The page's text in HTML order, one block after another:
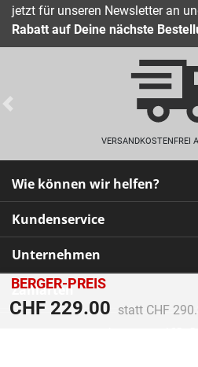
BERGER-PREIS
CHF 229.00 Preis
statt CHF
jetzt für unseren Newsletter an
Rabatt auf Deine nächste
VERSANDKOSTENFREI
Previous
Wie können wir helfen?
Kundenservice
Unternehmen
Zahlarten